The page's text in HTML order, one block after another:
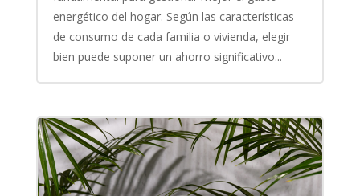
energético del hogar. Según las características
de consumo de cada familia o vivienda, elegir
bien puede suponer un ahorro significativo...